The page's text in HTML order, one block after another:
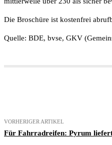
Die Broschüre ist kostenfrei
Quelle: BDE, bvse, GKV
VORHERIGER ARTIKEL
Für Fahrradreifen: Pyrum